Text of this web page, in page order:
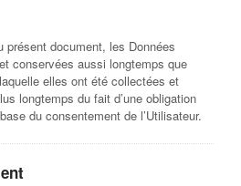
présent document, les Données
conservées aussi longtemps que
elles ont été collectées et
longtemps du fait d’une obligation
du consentement de l’Utilisateur.